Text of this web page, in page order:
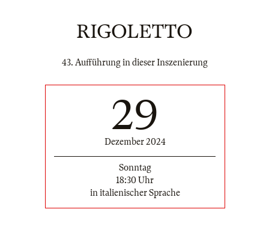
RIGOLETTO
43. Aufführung in dieser Inszenierung
29
Dezember 2024
Sonntag
18:30 Uhr
in italienischer Sprache